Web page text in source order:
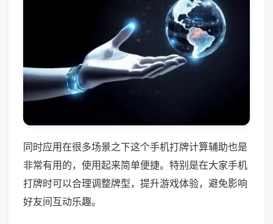
同时应用在很多场景之下这个手机打牌计算辅助也是
非常有用的，使用起来简单便捷。特别是在大家手机
打牌时可以合理调整牌型，提升游戏体验，避免影响
好友间互动乐趣。